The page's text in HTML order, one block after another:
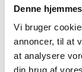
Denne
Vi bruger
annoncer, til at
at analysere
din brug af
november (3)
oktober (1)
september (7)
august (4)